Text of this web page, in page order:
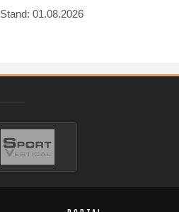
Stand: 01.08.2026